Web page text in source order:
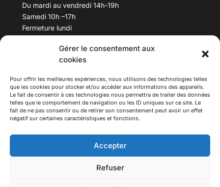
Gérer le consentement aux
cookies
Pour offrir les meilleures expériences, nous utilisons des technologies telles
que les cookies pour stocker et/ou accéder aux informations des appareils.
Le fait de consentir à ces technologies nous permettra de traiter des données
telles que le comportement de navigation ou les ID uniques sur ce site. Le
fait de ne pas consentir ou de retirer son consentement peut avoir un effet
négatif sur certaines caractéristiques et fonctions.
Accepter
Refuser
Du mardi au vendredi 14h-19h
Samedi 10h –17h
Fermeture lundi
Téléphone : 04 78 53 06 40
maisondesculturesasiatiques@asiexpo.com